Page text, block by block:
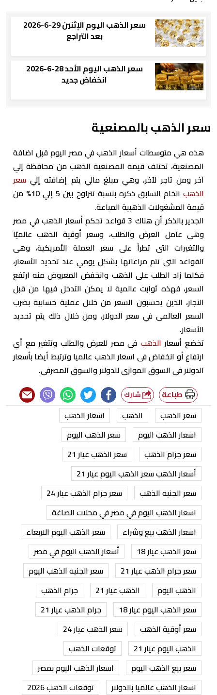
سعر الذهب اليوم الإثنين 29-6-2026
بعد التراجع
سعر الذهب اليوم الأحد 28-6-2026
انخفاض جديد
سعر الذهب بالمصنعية
هذه هي متوسطات أسعار الذهب في مصر اليوم قبل اضافة
المصنعية، تختلف قيمة المصنعية الذهب من محافظة إلي
آخر ومن تاجر لآخر، وهي مبلغ مالي يتم إضافته إلي سعر
الذهب
الخام السابق ذكره بنسبة تتراوح بين 5 إلي 10% من
قيمة المشغولات الذهبية المباعة.
الجدير بالذكر أن هناك 3 قواعد تحكم أسعار الذهب في مصر
وهى عامل العرض والطلب، وسعر أوقية الذهب عالميًا
والتغيرات التى تطرأ على سعر العملة الأمريكية، وهى
القواعد التى تتم مراعاتها بشكل يومي عند تحديد الأسعار،
فكلما زاد الطلب على الذهب وانخفض المعروض منه ارتفع
السعر، فهذه ثوابت عالمية لا يمكن التدخل فيها من قبل
التجار، الذين يحسبون السعر من خلال عملية حسابية بضرب
السعر العالمى في سعر الدولار، ومن خلال ذلك يتم تحديد
الأسعار.
تخضع أسعار الذهب فى مصر للعرض والطلب وتتغير مع أي
ارتفاع أو انخفاض فى اسعار الذهب عالميا وترتبط أيضا بأسعار
الدولار فى السوق الموازى للدولار والسوق المصرفى.
طباعة
سعر الذهب الذهب
اسعار الذهب
اسعار الذهب اليوم
سعر الذهب اليوم
سعر جرام الذهب
سعر الذهب عيار 21
أسعار الذهب سعر الذهب اليوم عيار 21
سعر الجنيه الذهب
سعر جرام الذهب عيار 24
اسعار الذهب اليوم في مصر في محلات الصاغة
اسعار الذهب بيع وشراء
سعر الذهب اليوم الاربعاء
سعر الذهب عيار 18
أسعار الذهب اليوم في مصر
سعر جرام الذهب عيار 21
سعر الجنيه الذهب اليوم
الذهب اليوم
الذهب عيار 21
جرام الذهب
سعر الذهب اليوم عيار 18
جرام الذهب عيار 21
سعر أوقية الذهب
سعر الذهب عيار 24
الذهب اليوم عيار 21
توقعات الذهب
سعر بيع الذهب اليوم
اسعار الذهب اليوم بمصر
اسعار الذهب عالميا بالدولار
توقعات الذهب 2026